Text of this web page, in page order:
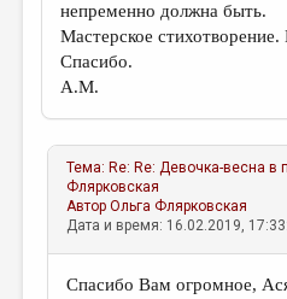
непременно должна быть.
Мастерское
Спасибо.
А.М.
Тема: Re: Re: Девочка-весна в
Флярковская
АвторОльга Флярковская
Дата и время: 16.02.2019,
Спасибо Вам огромное,